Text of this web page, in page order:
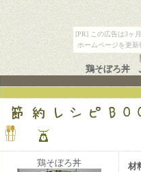
[PR] この広告は3ヶ
ホームページを更
鶏そぼろ丼
鶏そぼろ丼 材